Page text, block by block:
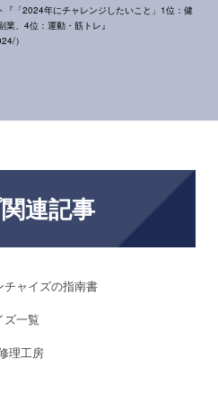
「2024年にチャレンジしたいこと」1位：健
、4位：運動・筋トレ』
）
連記事
ャイズの指南書
ズ一覧
理工房